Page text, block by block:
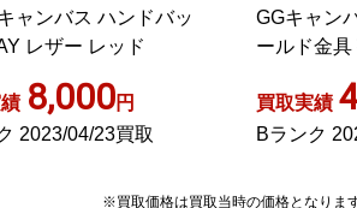
ンバス レザー 総柄 ゴ
具 茶色 ブラウン 黄色
4,600円
2025/12/13買取
ャンバス
ラウン
買取実績
ABランク
※買取価格は買取当時の価格となりま